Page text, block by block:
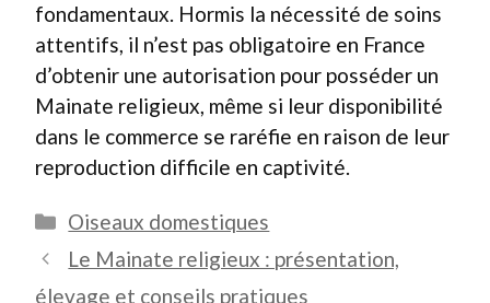
fondamentaux. Hormis la nécessité de soins
attentifs, il n’est pas obligatoire en France
d’obtenir une autorisation pour posséder un
Mainate religieux, même si leur disponibilité
dans le commerce se raréfie en raison de leur
reproduction difficile en captivité.
Catégories
Oiseaux domestiques
Le Mainate religieux : présentation,
élevage et conseils pratiques